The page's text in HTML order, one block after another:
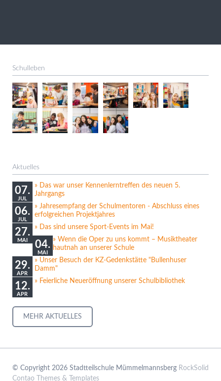
Schulleben
Aktuelles
07.
JUL
Das war unser Kennenlerntreffen des neuen 5.
Jahrgangs
06.
JUL
Jahresempfang der Schulmentoren - Abschluss eines
erfolgreichen Projektjahres
27.
MAI
Das sind unsere Sport-Events im Mai!
04.
MAI
Wenn die Oper zu uns kommt – Musiktheater
hautnah an unserer Schule
29.
APR
Unser Besuch der KZ-Gedenkstätte "Bullenhuser
Damm"
12.
APR
Feierliche Neueröffnung unserer Schulbibliothek
MEHR AKTUELLES
© Copyright 2026 Stadtteilschule Mümmelmannsberg RockSolid
Contao Themes & Templates